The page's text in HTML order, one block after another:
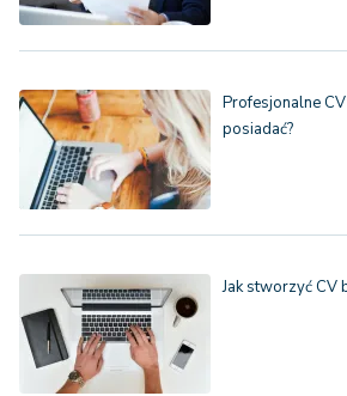
Profesjonalne
posiadać?
Jak stworzyć CV